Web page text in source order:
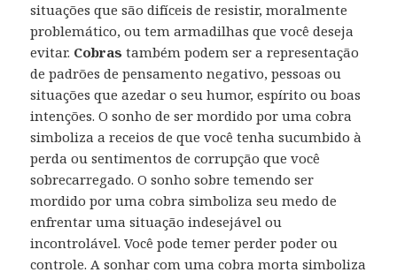
situações que são difíceis de resistir, moralmente
problemático, ou tem armadilhas que você deseja
evitar. Cobras também podem ser a representação
de padrões de pensamento negativo, pessoas ou
situações que azedar o seu humor, espírito ou boas
intenções. O sonho de ser mordido por uma cobra
simboliza a receios de que você tenha sucumbido à
perda ou sentimentos de corrupção que você
sobrecarregado. O sonho sobre temendo ser
mordido por uma cobra simboliza seu medo de
enfrentar uma situação indesejável ou
incontrolável. Você pode temer perder poder ou
controle. A sonhar com uma cobra morta simboliza